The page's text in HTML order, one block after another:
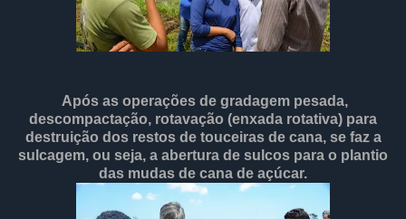
Após as operações de gradagem pesada,
descompactação, rotavação (enxada rotativa) para
destruição dos restos de touceiras de cana, se faz a
sulcagem, ou seja, a abertura de sulcos para o plantio
das mudas de cana de açúcar.